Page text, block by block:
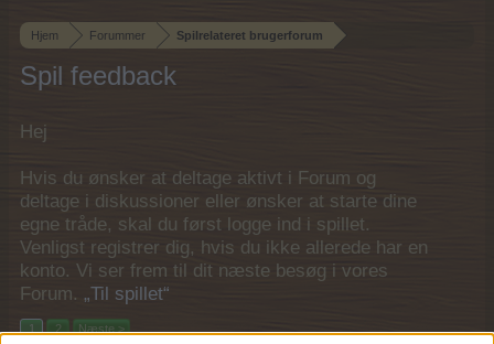
Hjem Forummer Spilrelateret brugerforum
Spil feedback
Hej
Hvis du ønsker at deltage aktivt i Forum og
deltage i diskussioner eller ønsker at starte dine
egne tråde, skal du først logge ind i spillet.
Venligst registrer dig, hvis du ikke allerede har en
konto. Vi ser frem til dit næste besøg i vores
Forum. „Til spillet“
1 2 Næste >